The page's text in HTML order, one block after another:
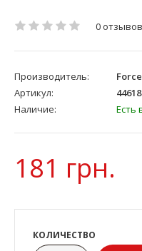
0 отзывов
Производитель:
Артикул:
44618
Наличие:
Есть
181 грн.
КОЛИЧЕСТВО